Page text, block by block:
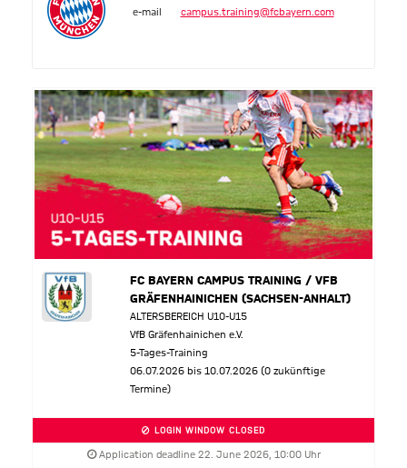
e-mail campus.training@fcbayern.com
FC BAYERN CAMPUS TRAINING / VFB
GRÄFENHAINICHEN (SACHSEN-ANHALT)
ALTERSBEREICH U10-U15
VfB Gräfenhainichen e.V.
5-Tages-Training
06.07.2026 bis 10.07.2026 (0 zukünftige
Termine)
LOGIN WINDOW CLOSED
Application deadline 22. June 2026, 10:00 Uhr